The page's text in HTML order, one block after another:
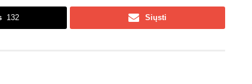
132 Siųsti